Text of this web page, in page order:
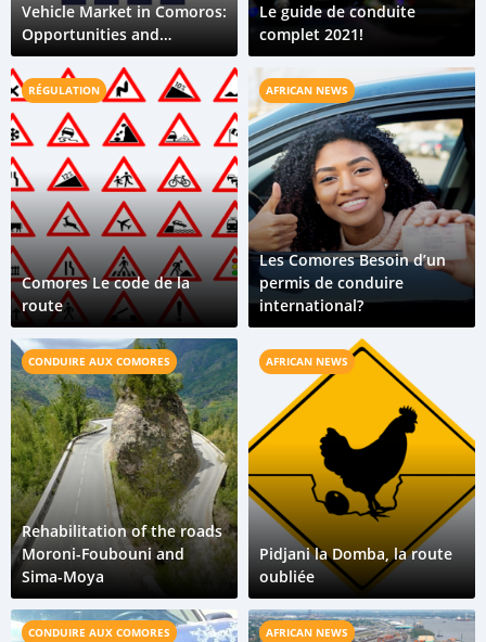
Vehicle Market in Comoros:
Opportunities and
Challenges
Le guide de conduite
complet 2021!
RÉGULATION
Comores Le code de la
route
AFRICAN NEWS
Les Comores Besoin d’un
permis de conduire
international?
CONDUIRE AUX COMORES
Rehabilitation of the roads
Moroni-Foubouni and
Sima-Moya
AFRICAN NEWS
Pidjani la Domba, la route
oubliée
CONDUIRE AUX COMORES AFRICAN NEWS